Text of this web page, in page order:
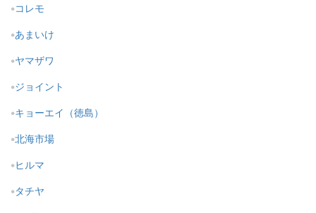
コレモ
あまいけ
ヤマザワ
ジョイント
キョーエイ（徳島）
北海市場
ヒルマ
タチヤ